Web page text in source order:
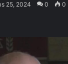
25, 2024 0 0